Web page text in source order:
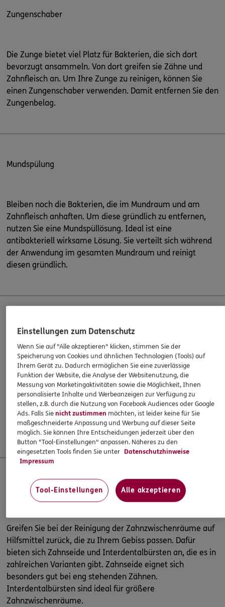
Zungenschaber
Die Zunge bietet viel Platz für Bakterien, die sich dort
bevorzugt ansammeln. Von dort greifen sie Zähne und
Zahnfleisch an. Um Ihre Zunge zu reinigen, können Sie
einen Zungenschaber verwenden. Damit entfernen Sie den
Zungenbelag.
Mundspülung
Bleiben noch die Bakterien, die im Mundraum und am
Zahnfleisch anhaften. Um diese gründlich zu entfernen,
nutzen Sie eine Mundspüllösung. Ideal ist eine
antibakteriell wirksame Lösung. Sie verteilt sich während
der Anwendung im gesamten Mundraum und reinigt
diesen gründlich.
Zahnpasta
Für die optimale Mundhygiene ist zunächst die Auswahl
der richtigen Zahnpasta wichtig. Kinder und Erwachsene
nutzen am besten einefluoridhaltige Zahnpasta . Sie
bietet einen sehr guten Kariesschutz. Zusätzlich empfiehlt
sich einmal wöchentlich die Nutzung eines Fluoridgels, das
ebenfalls einerKariesvorbeugt.
Zahnseide und Interdentalbürsten
Greifen Sie bei der Reinigung der Zahnzwischenräume auf
Hilfsmittel zurück, die zu Ihrem Gebiss passen. Dafür
bieten sich Zahnseide und Interdentalbürsten an, die es in
zahlreichen Varianten gibt. Zahnseide eignet sich
besonders gut bei eng stehenden Zähnen.
Interdentalbürsten sind ideal für größere
Zahnzwischenräume.
Einstellungen zum Datenschutz
Wenn Sie auf "Alle akzeptieren" klicken, stimmen Sie der
Speicherung von Cookies und ähnlichen Technologien (Tools) auf
Ihrem Gerät zu. Dadurch ermöglichen Sie eine zuverlässige
Funktion der Website, die Analyse der Websitenutzung, die
Messung von Marketingaktivitäten sowie die Möglichkeit, Ihnen
personalisierte Inhalte und Werbeanzeigen zur Verfügung zu
stellen, z.B. durch die Nutzung von Facebook Audiences oder Google
Ads. Falls Sienicht zustimmen möchten, ist leider keine für Sie
maßgeschneiderte Anpassung und Werbung auf dieser Seite
möglich. Sie können Ihre Entscheidungen jederzeit über den
Button "Tool-Einstellungen" anpassen. Näheres zu den
eingesetzten Tools finden Sie unter Datenschutzhinweise
Impressum
Tool-Einstellungen Alle akzeptieren